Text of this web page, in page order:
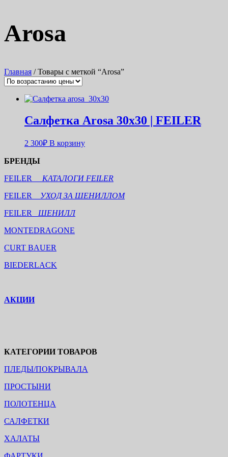
Arosa
Главная / Товары с меткой “Arosa”
Салфетка Arosa 30х30 | FEILER
2 300₽ В корзину
БРЕНДЫ
FEILER КАТАЛОГИ FEILER
FEILER УХОД ЗА ШЕНИЛЛОМ
FEILER ШЕНИЛЛ
MONTEDRAGONE
CURT BAUER
BIEDERLACK
АКЦИИ
КАТЕГОРИИ ТОВАРОВ
ПЛЕДЫ/ПОКРЫВАЛА
ПРОСТЫНИ
ПОЛОТЕНЦА
САЛФЕТКИ
ХАЛАТЫ